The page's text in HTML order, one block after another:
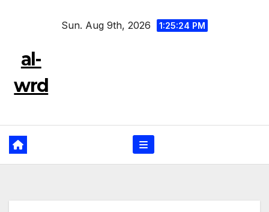
Sun. Aug 9th, 2026 1:25:25 PM
al-
wrd